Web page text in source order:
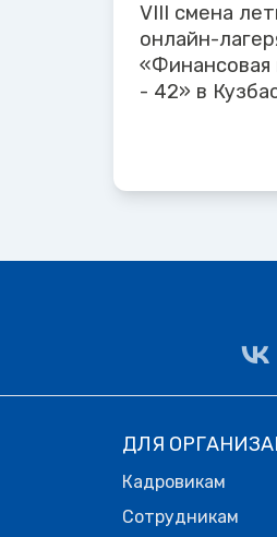
VIII смена
онлайн-
«Финансовая
- 42» в
ДЛЯ
Кадровикам
Сотрудникам